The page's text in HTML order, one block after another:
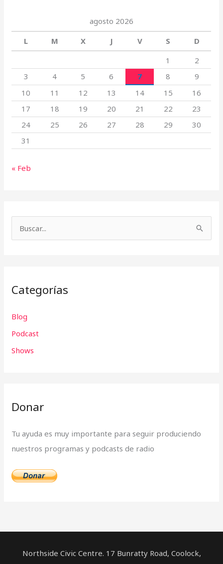
agosto 2026
L
M X J V S
D
1
2
3
4 5 6 7 8
9
10
11 12 13 14 15
16
17
18 19 20 21 22
23
24
25 26 27 28 29
30
31
« Feb
a
p
o
r
Categorías
Blog
Podcast
Shows
Donar
Tu ayuda es muy importante para seguir produciendo
nuestros programas y podcasts de radio
Northside Civic Centre. 17 Bunratty Road, Coolock,